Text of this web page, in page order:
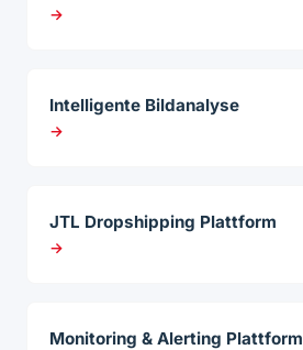
→
Intelligente Bildanalyse
→
JTL Dropshipping Plattform
→
Monitoring & Alerting Plattform